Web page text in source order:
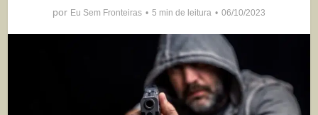
por Eu Sem Fronteiras 5 min de leitura 06/10/2023